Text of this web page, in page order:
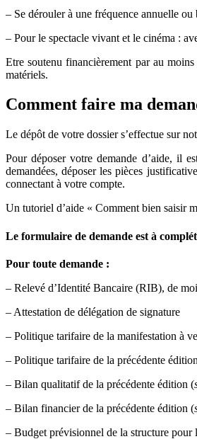
– Se dérouler à une fréquence annuelle ou
– Pour le spectacle vivant et le cinéma :
Etre soutenu financièrement par au
matériels.
Comment faire ma
Le dépôt de votre dossier s’effectue sur
Pour déposer votre demande d’aide, il
demandées, déposer les pièces
connectant à votre compte.
Un tutoriel d’aide « Comment bien saisir
Le formulaire de demande est à
Pour toute demande :
– Relevé d’Identité Bancaire (RIB), de
– Attestation de délégation de signature
– Politique tarifaire de la manifestation à
– Politique tarifaire de la précédente édition
– Bilan qualitatif de la précédente édition (
– Bilan financier de la précédente édition (
– Budget prévisionnel de la structure pour